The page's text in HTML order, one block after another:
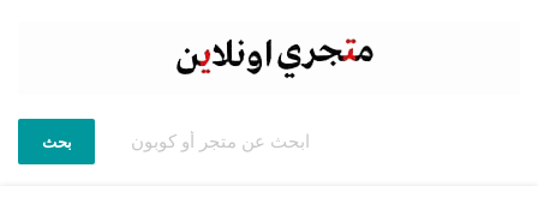
بحث